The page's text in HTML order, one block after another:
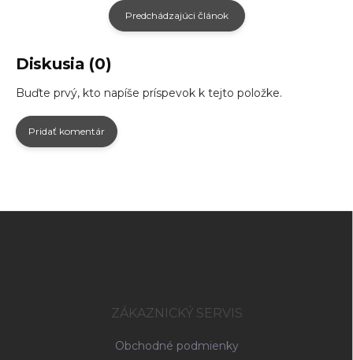
Predchádzajúci článok
Diskusia (0)
Buďte prvý, kto napíše príspevok k tejto položke.
Pridať komentár
ZÁKAZNICKÝ SERVIS
Obchodné podmienky